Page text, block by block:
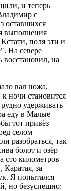
и теперь
с
оставшихся
выполнения
поля эти и
На севере
восстановил, на
вал ножа,
ночи становится
удерживать
еду в Малые
тот привёз
селом
разобраться, так
болот и озёр
сто километров
Каратая, за
Я попытался
но безуспешно: